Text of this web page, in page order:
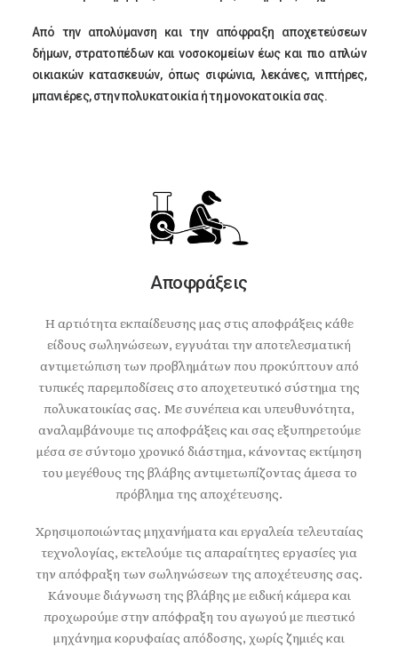
Από την απολύμανση και την απόφραξη αποχετεύσεων
δήμων, στρατοπέδων και νοσοκομείων έως και πιο απλών
οικιακών κατασκευών, όπως σιφώνια, λεκάνες, νιπτήρες,
μπανιέρες, στην πολυκατοικία ή τη μονοκατοικία σας.
Αποφράξεις
Η αρτιότητα εκπαίδευσης μας στις αποφράξεις κάθε
είδους σωληνώσεων, εγγυάται την αποτελεσματική
αντιμετώπιση των προβλημάτων που προκύπτουν από
τυπικές παρεμποδίσεις στο αποχετευτικό σύστημα της
πολυκατοικίας σας. Με συνέπεια και υπευθυνότητα,
αναλαμβάνουμε τις αποφράξεις και σας εξυπηρετούμε
μέσα σε σύντομο χρονικό διάστημα, κάνοντας εκτίμηση
του μεγέθους της βλάβης αντιμετωπίζοντας άμεσα το
πρόβλημα της αποχέτευσης.
Χρησιμοποιώντας μηχανήματα και εργαλεία τελευταίας
τεχνολογίας, εκτελούμε τις απαραίτητες εργασίες για
την απόφραξη των σωληνώσεων της αποχέτευσης σας.
Κάνουμε διάγνωση της βλάβης με ειδική κάμερα και
προχωρούμε στην απόφραξη του αγωγού με πιεστικό
μηχάνημα κορυφαίας απόδοσης, χωρίς ζημιές και